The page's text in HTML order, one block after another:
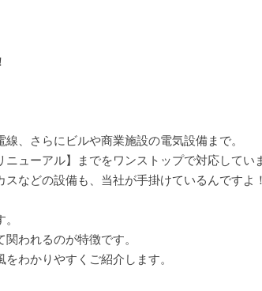
、さらにビルや商業施設の電気設備まで。
ューアル】までをワンストップで対応してい
などの設備も、当社が手掛けているんですよ！
われるのが特徴です。
わかりやすくご紹介します。